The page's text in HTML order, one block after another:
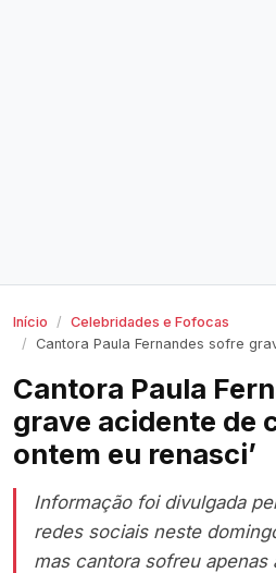
Início
Celebridades e Fofocas
Cantora Paula Fernandes sofre grave acidente de carro: ‘Sei
Cantora Paula
grave acidente de
ontem eu renasci’
Informação foi divulgada
redes sociais neste
mas cantora sofreu